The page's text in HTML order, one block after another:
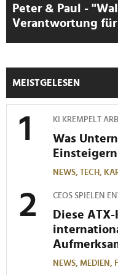
Peter & Paul -
Verantwortung
MEISTGELESEN
KI KREMPELT
Was
NEWS, TECH,
CEOS SPIELEN
Diese
NEWS, MEDIEN,